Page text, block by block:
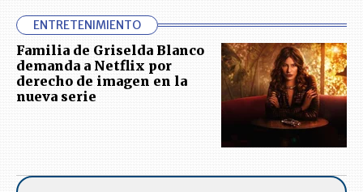
ENTRETENIMIENTO
Familia de Griselda Blanco
demanda a Netflix por
derecho de imagen en la
nueva serie